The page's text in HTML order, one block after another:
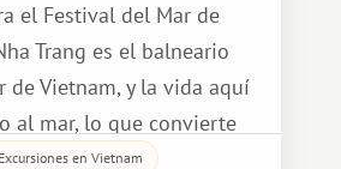
el Festival del Mar de
Trang es el balneario
de Vietnam, y la vida aquí
al mar, lo que convierte
Mar en una de las
Excursiones en Vietnam